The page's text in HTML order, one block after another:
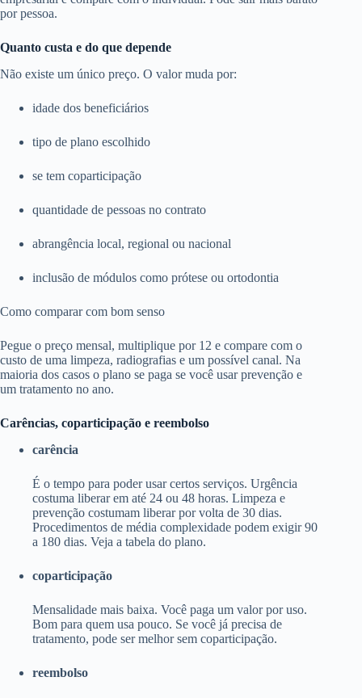
por pessoa.
Quanto custa e do que depende
Não existe um único preço. O valor muda por:
idade dos beneficiários
tipo de plano escolhido
se tem coparticipação
quantidade de pessoas no contrato
abrangência local, regional ou nacional
inclusão de módulos como prótese ou ortodontia
Como comparar com bom senso
Pegue o preço mensal, multiplique por 12 e compare com o
custo de uma limpeza, radiografias e um possível canal. Na
maioria dos casos o plano se paga se você usar prevenção e
um tratamento no ano.
Carências, coparticipação e reembolso
carência
É o tempo para poder usar certos serviços. Urgência
costuma liberar em até 24 ou 48 horas. Limpeza e
prevenção costumam liberar por volta de 30 dias.
Procedimentos de média complexidade podem exigir 90
a 180 dias. Veja a tabela do plano.
coparticipação
Mensalidade mais baixa. Você paga um valor por uso.
Bom para quem usa pouco. Se você já precisa de
tratamento, pode ser melhor sem coparticipação.
reembolso